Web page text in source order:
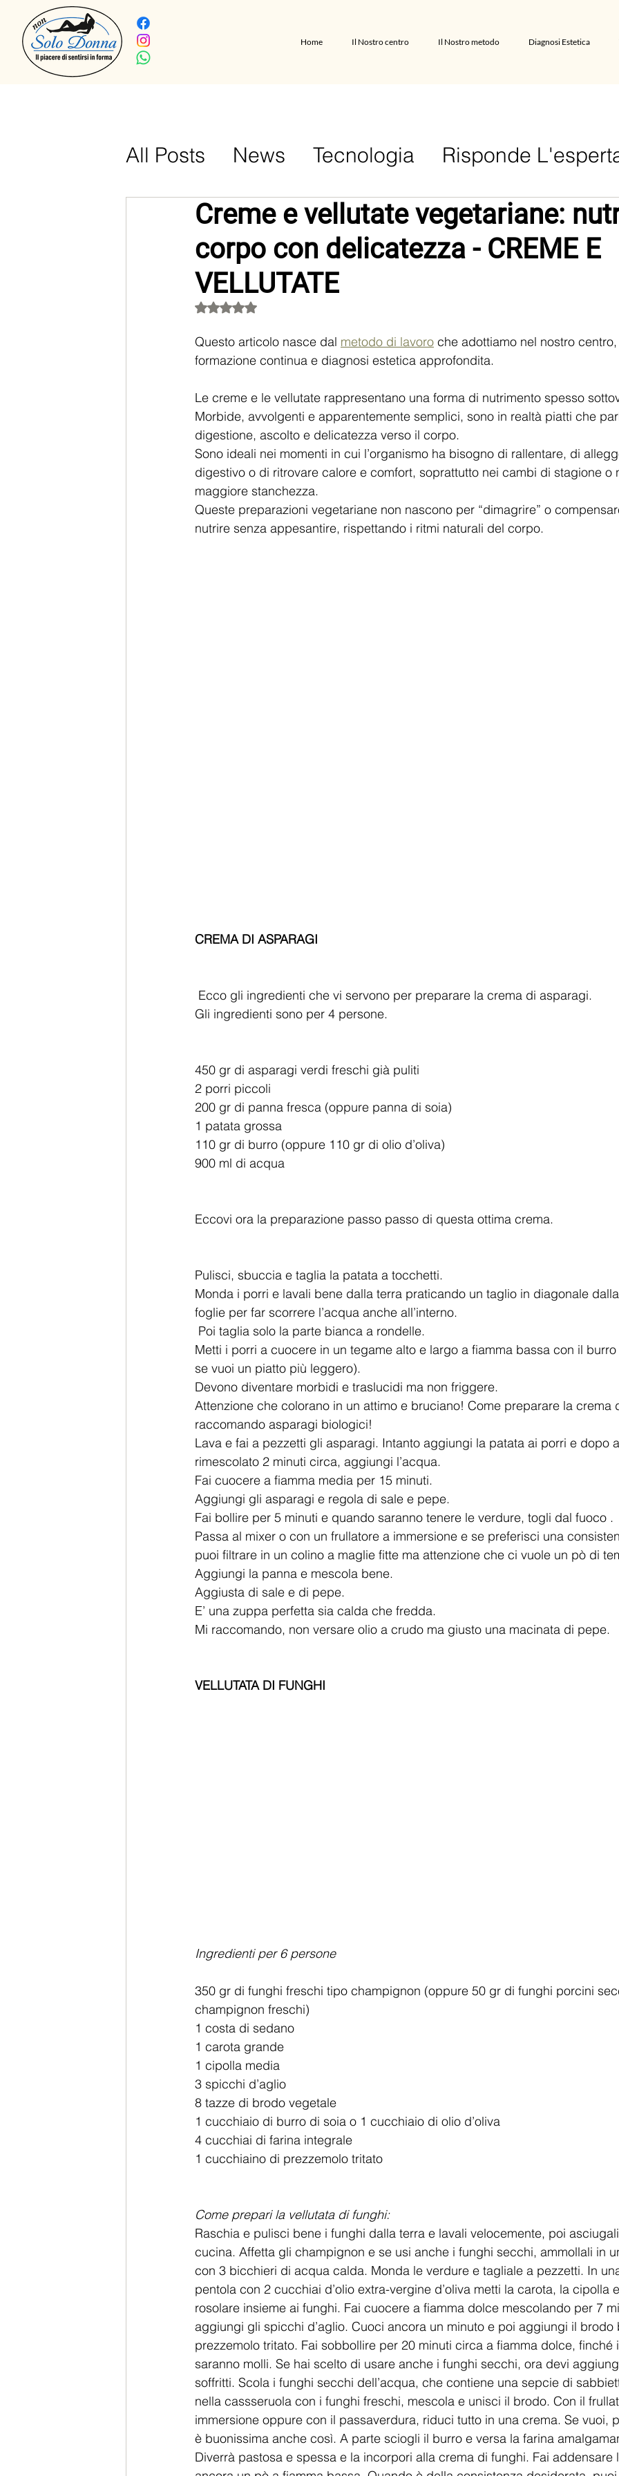
Home Il Nostro centro Il Nostro metodo Diagnosi Estetica
All Posts News Tecnologia Risponde
curiosita
Creme e vellutate vegetariane:
corpo con delicatezza - CREME E
VELLUTATE
Valutazione NaN stelle su 5.
Questo articolo nasce dal metodo di lavoro che adottiamo nel nostro
formazione continua e diagnosi estetica approfondita.
Le creme e le vellutate rappresentano una forma di nutrimento spesso
Morbide, avvolgenti e apparentemente semplici, sono in realtà piatti che
digestione, ascolto e delicatezza verso il corpo.
Sono ideali nei momenti in cui l’organismo ha bisogno di rallentare, di
digestivo o di ritrovare calore e comfort, soprattutto nei cambi di stagione o
maggiore stanchezza.
Queste preparazioni vegetariane non nascono per “dimagrire” o
nutrire senza appesantire, rispettando i ritmi naturali del corpo.
CREMA DI ASPARAGI
Ecco gli ingredienti che vi servono per preparare la crema di asparagi.
Gli ingredienti sono per 4 persone.
450 gr di asparagi verdi freschi già puliti
2 porri piccoli
200 gr di panna fresca (oppure panna di soia)
1 patata grossa
110 gr di burro (oppure 110 gr di olio d’oliva)
900 ml di acqua
Eccovi ora la preparazione passo passo di questa ottima crema.
Pulisci, sbuccia e taglia la patata a tocchetti.
Monda i porri e lavali bene dalla terra praticando un taglio in diagonale
foglie per far scorrere l’acqua anche all’interno.
Poi taglia solo la parte bianca a rondelle.
Metti i porri a cuocere in un tegame alto e largo a fiamma bassa con il burro
se vuoi un piatto più leggero).
Devono diventare morbidi e traslucidi ma non friggere.
Attenzione che colorano in un attimo e bruciano! Come preparare la crema
raccomando asparagi biologici!
Lava e fai a pezzetti gli asparagi. Intanto aggiungi la patata ai porri e dopo
rimescolato 2 minuti circa, aggiungi l’acqua.
Fai cuocere a fiamma media per 15 minuti.
Aggiungi gli asparagi e regola di sale e pepe.
Fai bollire per 5 minuti e quando saranno tenere le verdure, togli dal fuoco .
Passa al mixer o con un frullatore a immersione e se preferisci una
puoi filtrare in un colino a maglie fitte ma attenzione che ci vuole un pò di
Aggiungi la panna e mescola bene.
Aggiusta di sale e di pepe.
E’ una zuppa perfetta sia calda che fredda.
Mi raccomando, non versare olio a crudo ma giusto una macinata di pepe.
VELLUTATA DI FUNGHI
Ingredienti per 6 persone
350 gr di funghi freschi tipo champignon (oppure 50 gr di funghi porcini
champignon freschi)
1 costa di sedano
1 carota grande
1 cipolla media
3 spicchi d’aglio
8 tazze di brodo vegetale
1 cucchiaio di burro di soia o 1 cucchiaio di olio d’oliva
4 cucchiai di farina integrale
1 cucchiaino di prezzemolo tritato
Come prepari la vellutata di funghi:
Raschia e pulisci bene i funghi dalla terra e lavali velocemente, poi
cucina. Affetta gli champignon e se usi anche i funghi secchi, ammollali in
con 3 bicchieri di acqua calda. Monda le verdure e tagliale a pezzetti. In
pentola con 2 cucchiai d’olio extra-vergine d’oliva metti la carota, la cipolla
rosolare insieme ai funghi. Fai cuocere a fiamma dolce mescolando per 7
aggiungi gli spicchi d’aglio. Cuoci ancora un minuto e poi aggiungi il brodo
prezzemolo tritato. Fai sobbollire per 20 minuti circa a fiamma dolce, finché
saranno molli. Se hai scelto di usare anche i funghi secchi, ora devi
soffritti. Scola i funghi secchi dell’acqua, che contiene una sepcie di
nella cassseruola con i funghi freschi, mescola e unisci il brodo. Con il
immersione oppure con il passaverdura, riduci tutto in una crema. Se vuoi,
è buonissima anche così. A parte sciogli il burro e versa la farina
Diverrà pastosa e spessa e la incorpori alla crema di funghi. Fai addensare